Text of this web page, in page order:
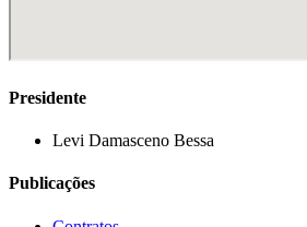
Presidente
Levi Damasceno Bessa
Publicações